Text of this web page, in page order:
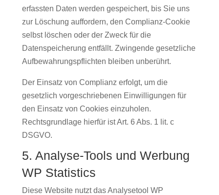
erfassten Daten werden gespeichert, bis Sie uns
zur Löschung auffordern, den Complianz-Cookie
selbst löschen oder der Zweck für die
Datenspeicherung entfällt. Zwingende gesetzliche
Aufbewahrungspflichten bleiben unberührt.
Der Einsatz von Complianz erfolgt, um die
gesetzlich vorgeschriebenen Einwilligungen für
den Einsatz von Cookies einzuholen.
Rechtsgrundlage hierfür ist Art. 6 Abs. 1 lit. c
DSGVO.
5. Analyse-Tools und Werbung
WP Statistics
Diese Website nutzt das Analysetool WP